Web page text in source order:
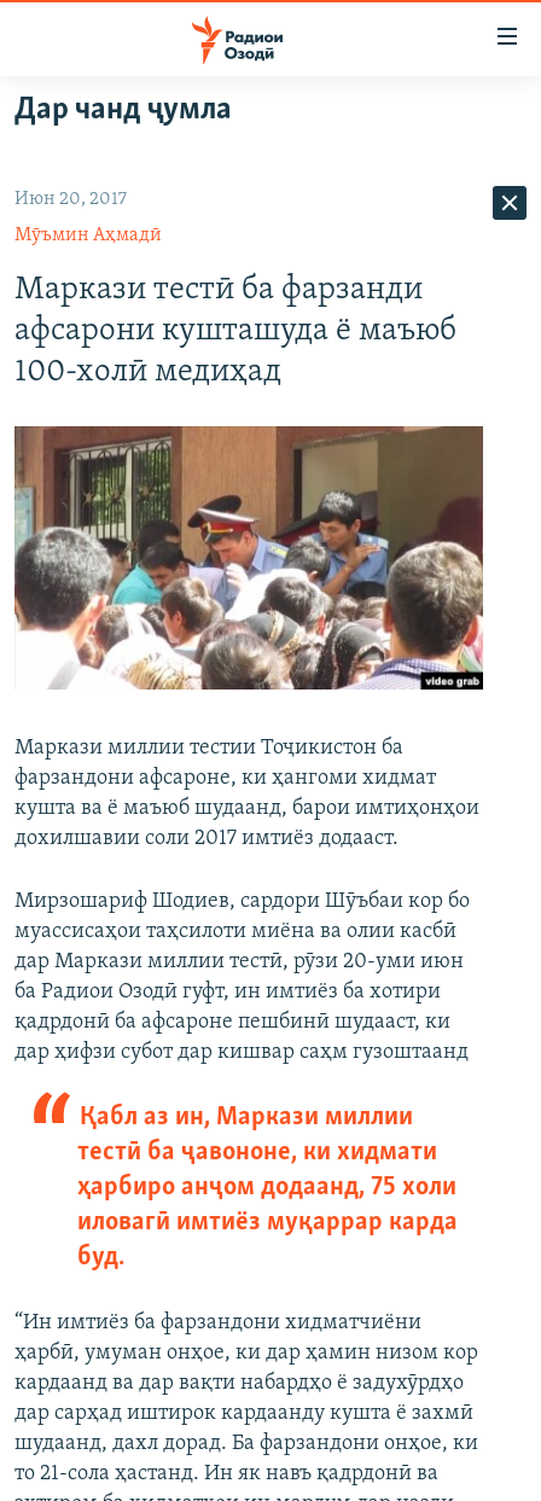
Ҷаҳиш
ба
аслӣ
ба
феҳристи
Ҷаҳиш
ба
ГӮШАҲО
ҚАЗИЯИ "КРОКУС"
ОСИЁИ МАРКАЗӢ
МЕҲМОНИ ОЗОДӢ
ВАРЗИШ
ТАҲҚИҚОТ
ҶАНГ ДАР УКРАИНА
БЛОГИСТОН
ОЗОДӢ ОНЛАЙН
ЧАНДРАСОНАӢ
ВИДЕО
НИГОРИСТОН
ГУЗОРИШҲОИ РАДИОӢ
РӮЙХАТҲО
КИТОБҲОИ ОЗОДӢ
Русский
ПАЙГИРӢ КУНЕД
Ҳамаи сомонаҳои RFE/RL
Дар чанд ҷумла
Июн 20, 2017
Мӯъмин Аҳмадӣ
Маркази тестӣ ба фарзанди
афсарони кушташуда ё маъюб
100-холӣ медиҳад
Маркази миллии тестии Тоҷикистон ба
фарзандони афсароне, ки ҳангоми хидмат
кушта ва ё маъюб шудаанд, барои имтиҳонҳои
дохилшавии соли 2017 имтиёз додааст.
Мирзошариф Шодиев, сардори Шӯъбаи кор бо
муассисаҳои таҳсилоти миёна ва олии касбӣ
дар Маркази миллии тестӣ, рӯзи 20-уми июн
ба Радиои Озодӣ гуфт, ин имтиёз ба хотири
қадрдонӣ ба афсароне пешбинӣ шудааст, ки
дар ҳифзи субот дар кишвар саҳм гузоштаанд
Қабл аз ин, Маркази миллии
тестӣ ба ҷавононе, ки хидмати
ҳарбиро анҷом додаанд, 75 холи
иловагӣ имтиёз муқаррар карда
буд.
“Ин имтиёз ба фарзандони хидматчиёни
ҳарбӣ, умуман онҳое, ки дар ҳамин низом кор
кардаанд ва дар вақти набардҳо ё задухӯрдҳо
дар сарҳад иштирок кардаанду кушта ё захмӣ
шудаанд, дахл дорад. Ба фарзандони онҳое, ки
то 21-сола ҳастанд. Ин як навъ қадрдонӣ ва